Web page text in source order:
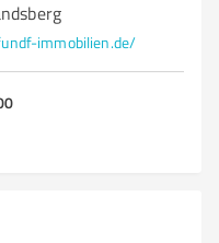
immobilien.de/